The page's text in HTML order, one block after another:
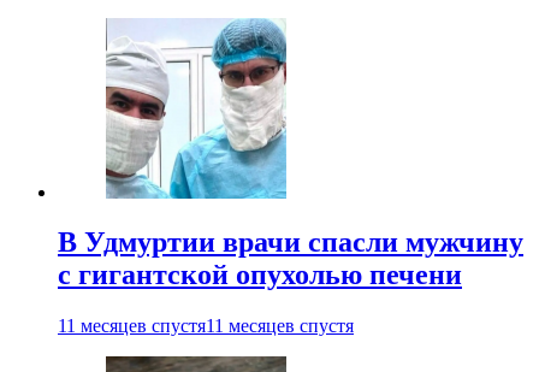
В Удмуртии врачи спасли мужчину
с гигантской опухолью печени
11 месяцев спустя11 месяцев спустя